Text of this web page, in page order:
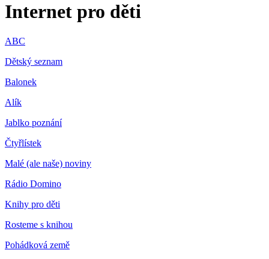
Internet pro děti
ABC
Dětský seznam
Balonek
Alík
Jablko poznání
Čtyřlístek
Malé (ale naše) noviny
Rádio Domino
Knihy pro děti
Rosteme s knihou
Pohádková země